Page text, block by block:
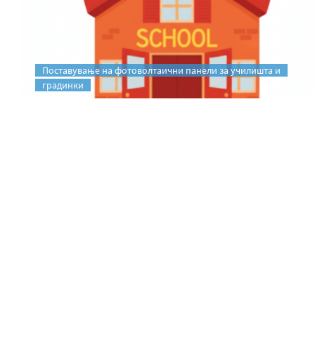
Поставување на фотоволтаични панели за училишта и
градинки